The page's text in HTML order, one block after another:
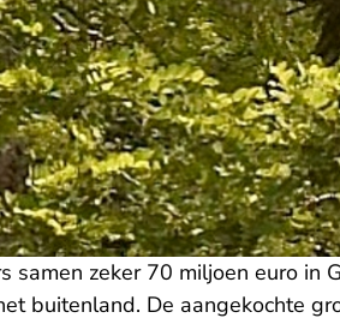
zeker 70 miljoen euro in
buitenland. De aangekochte